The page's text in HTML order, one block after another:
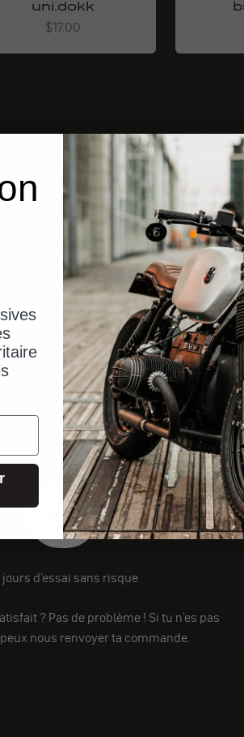
uni.dokk
Angebot
$17.00
jours d'essai sans risque
? Pas de problème ! Si tu n'es pas
nous renvoyer ta commande.